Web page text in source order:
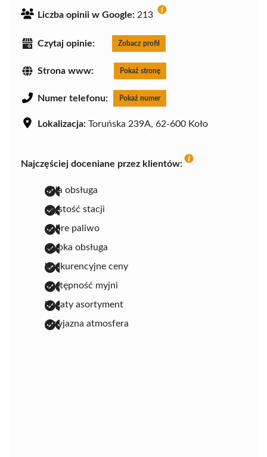
Liczba opinii w Google: 213
Czytaj opinie: Zobacz profil
Strona www: Pokaż stronę
Numer telefonu: Pokaż numer
Lokalizacja: Toruńska 239A, 62-600 Koło
Najczęściej doceniane przez klientów:
miła obsługa
czystość stacji
dobre paliwo
szybka obsługa
konkurencyjne ceny
dostępność myjni
bogaty asortyment
przyjazna atmosfera